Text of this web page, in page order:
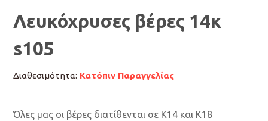
Λευκόχρυσες βέρες 14κ
s105
Διαθεσιμότητα: Κατόπιν Παραγγελίας
Όλες μας οι βέρες διατίθενται σε Κ14 και Κ18